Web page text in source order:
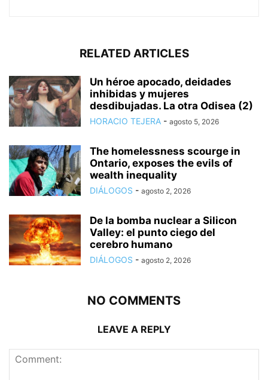
RELATED ARTICLES
Un héroe apocado, deidades
inhibidas y mujeres
desdibujadas. La otra Odisea (2)
HORACIO TEJERA - agosto 5, 2026
The homelessness scourge in
Ontario, exposes the evils of
wealth inequality
DIÁLOGOS - agosto 2, 2026
De la bomba nuclear a Silicon
Valley: el punto ciego del
cerebro humano
DIÁLOGOS - agosto 2, 2026
NO COMMENTS
LEAVE A REPLY